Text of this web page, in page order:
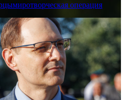
миротворческая операция